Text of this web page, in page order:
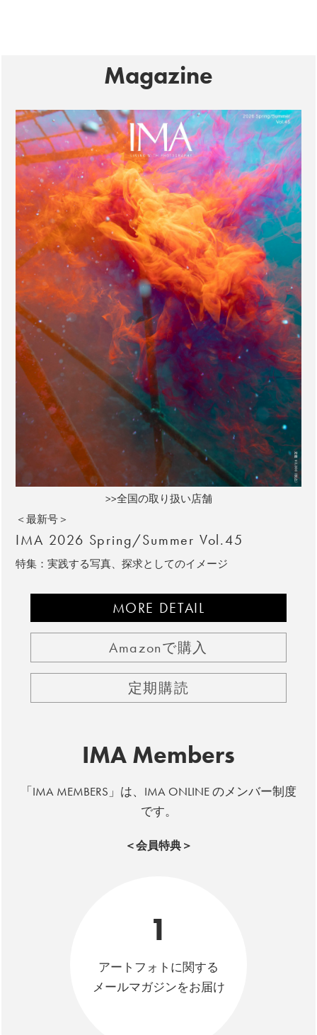
Magazine
>>全国の取り扱い店舗
＜最新号＞
IMA 2026 Spring/Summer Vol.45
特集：実践する写真、探求としてのイメージ
MORE DETAIL
Amazonで購入
定期購読
IMA Members
「IMA MEMBERS」は、IMA ONLINE のメンバー制度
です。
＜会員特典＞
1
アートフォトに関する
メールマガジンをお届け